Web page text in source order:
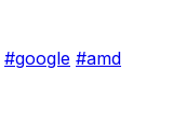
#google #amd